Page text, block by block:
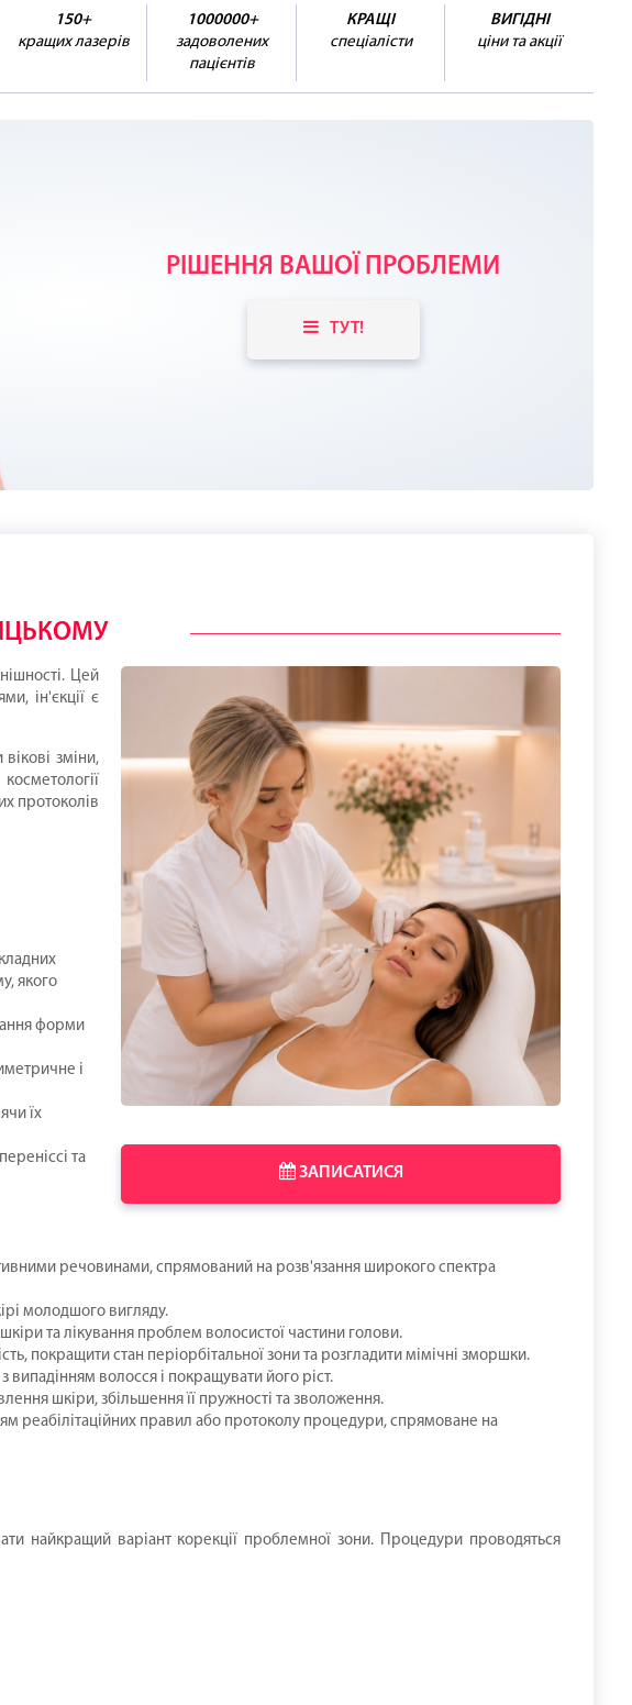
150+
кращих лазерів
1000000+
задоволених
пацієнтів
КРАЩІ
спеціалісти
ВИГІДНІ
ціни та акції
РІШЕННЯ ВАШОЇ ПРОБЛЕМИ
ТУТ!
ЗАПИСАТИСЯ
Цей
ін'єкції є
зміни,
протоколів
якого
форми
і
їх
та
речовинами, спрямований на розв'язання широкого спектра
молодшого вигляду.
та лікування проблем волосистої частини голови.
покращити стан періорбітальної зони та розгладити мімічні зморшки.
випадінням волосся і покращувати його ріст.
шкіри, збільшення її пружності та зволоження.
реабілітаційних правил або протоколу процедури, спрямоване на
найкращий варіант корекції проблемної зони. Процедури проводяться